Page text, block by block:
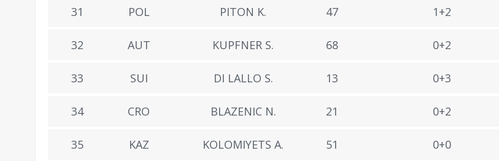
31 POL PITON K. 47 1+2
32 AUT KUPFNER S. 68 0+2
33 SUI DI LALLO S. 13 0+3
34 CRO BLAZENIC N. 21 0+2
35 KAZ KOLOMIYETS A. 51 0+0